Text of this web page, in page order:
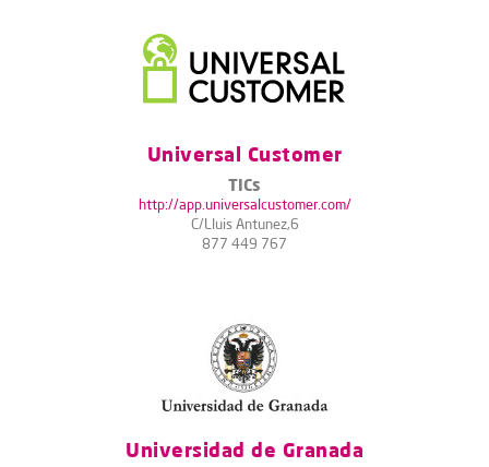
Universal Customer
TICs
http://app.universalcustomer.com/
C/Lluis Antunez,6
877 449 767
Universidad de Granada